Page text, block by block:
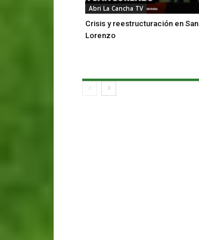
Abri La Cancha TV
Crisis y reestructuración en San
Lorenzo